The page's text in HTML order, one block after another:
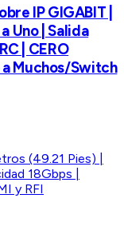
IP GIGABIT |
Uno | Salida
| CERO
a Muchos/Switch